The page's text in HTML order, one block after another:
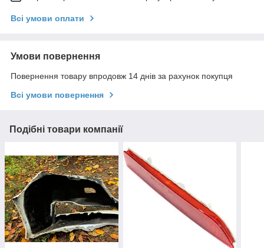
Всі умови оплати
Умови повернення
Повернення товару впродовж 14 днів за рахунок покупця
Всі умови повернення
Подібні товари компанії